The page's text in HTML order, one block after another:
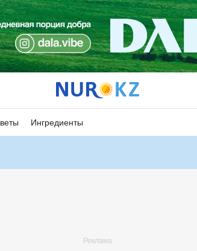
Ингредиенты